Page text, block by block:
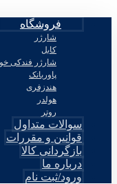
فروشگاه
شارژر
کابل
شارژر فندکی
پاوربانک
هندزفری
هولدر
روتر
سوالات متداول
قوانین و مقررات
بازگردانی کالا
درباره ما
ورود/ثبت نام